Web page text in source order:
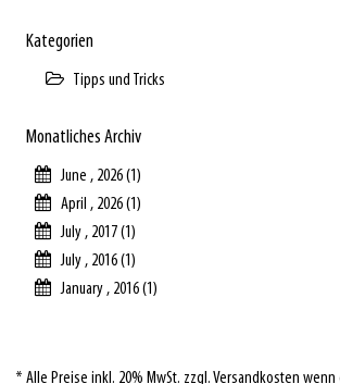
Kategorien
Tipps und Tricks
Monatliches Archiv
June , 2026 (1)
April , 2026 (1)
July , 2017 (1)
July , 2016 (1)
January , 2016 (1)
* Alle Preise inkl. 20% MwSt. zzgl. Versandkosten